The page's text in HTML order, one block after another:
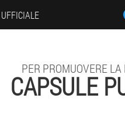
PER PROMUOVERE
CAPSULE